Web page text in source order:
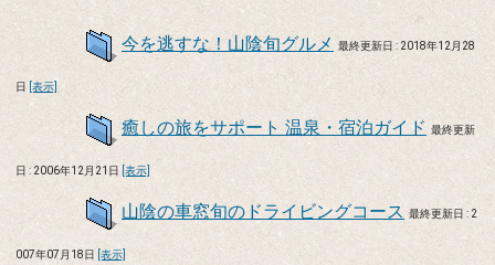
今を逃すな！山陰旬グルメ 最終更新日 : 2018年12月28
日 [表示]
癒しの旅をサポート 温泉・宿泊ガイド 最終更新
日 : 2006年12月21日 [表示]
山陰の車窓旬のドライビングコース 最終更新日 : 2
007年07月18日 [表示]